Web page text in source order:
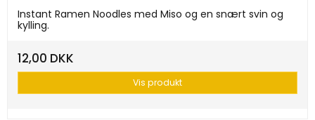
Instant Ramen Noodles med Miso og en snært svin og
kylling.
12,00 DKK
Vis produkt